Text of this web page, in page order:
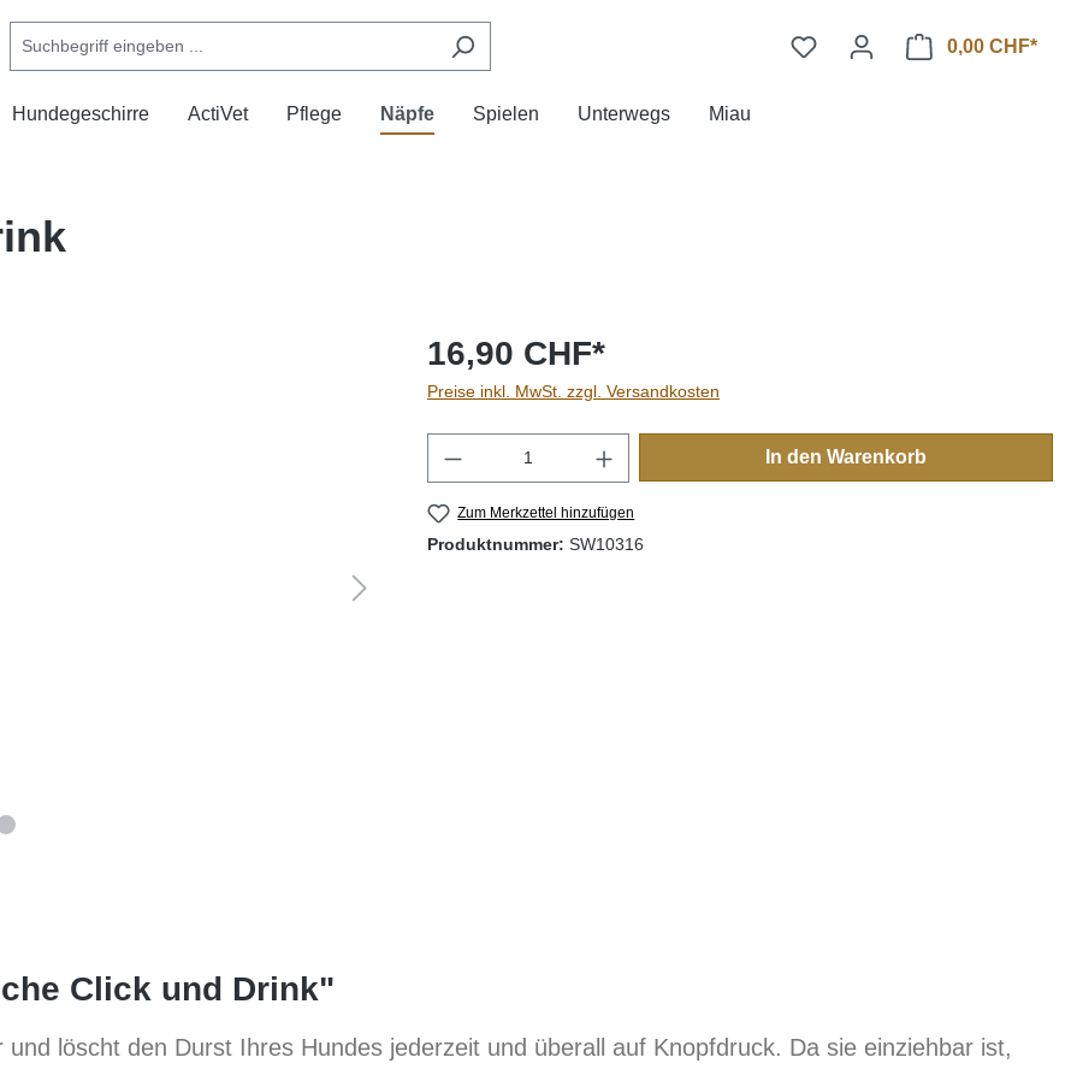
0,00 CHF*
Hundegeschirre ActiVet Pflege Näpfe Spielen Unterwegs Miau
16,90 CHF*
Preise inkl. MwSt. zzgl. Versandkosten
Produkt Anzahl: Gib den gewünschten Wert ein
In den Warenkorb
Zum Merkzettel hinzufügen
Produktnummer: SW10316
Click und Drink"
löscht den Durst Ihres Hundes jederzeit und überall auf Knopfdruck. Da sie einziehbar ist,